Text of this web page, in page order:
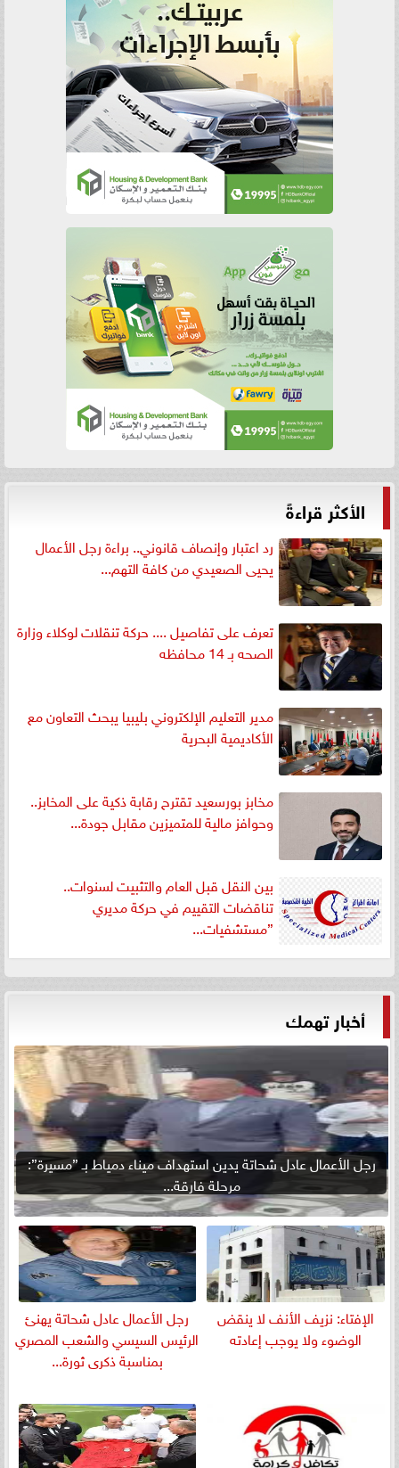
الأكثر قراءةً
رد اعتبار وإنصاف قانوني.. براءة رجل الأعمال
يحيى الصعيدي من كافة التهم...
تعرف على تفاصيل .... حركة تنقلات لوكلاء وزارة
الصحه بـ 14 محافظه
مدير التعليم الإلكتروني بليبيا يبحث التعاون مع
الأكاديمية البحرية
مخابز بورسعيد تقترح رقابة ذكية على المخابز..
وحوافز مالية للمتميزين مقابل جودة...
بين النقل قبل العام والتثبيت لسنوات..
تناقضات التقييم في حركة مديري
”مستشفيات...
أخبار تهمك
رجل الأعمال عادل شحاتة يدين استهداف ميناء دمياط بـ ”مسيرة”:
مرحلة فارقة...
الإفتاء: نزيف الأنف لا ينقض
الوضوء ولا يوجب إعادته
رجل الأعمال عادل شحاتة يهنئ
الرئيس السيسي والشعب المصري
بمناسبة ذكرى ثورة...